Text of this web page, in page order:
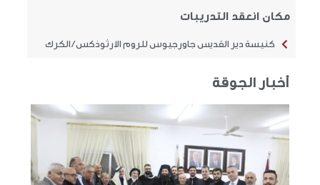
مكان انعقد التدريبات
كنيسة دير القديس جاورجيوس للروم الارثوذكس / الكرك
أخبار الجوقة